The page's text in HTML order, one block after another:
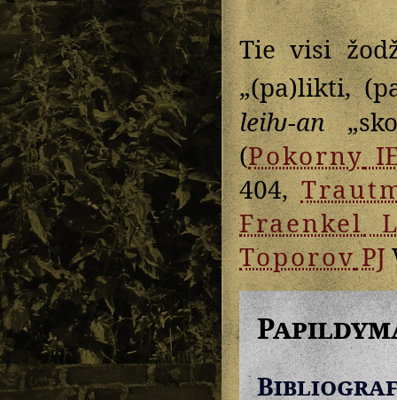
Tie visi
„(pa)likti,
leiƕ-an
(Pokorny
404,
Fraenkel
ToporovPJ